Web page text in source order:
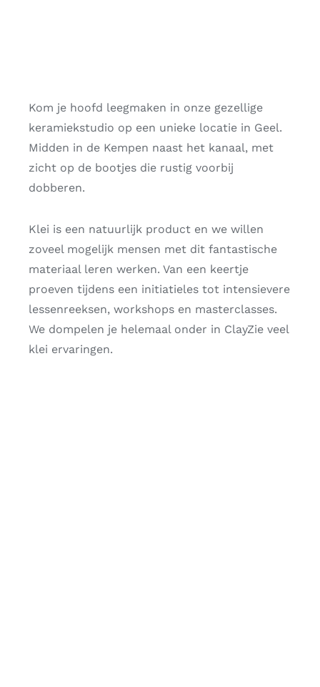
Kom je hoofd leegmaken in onze gezellige
keramiekstudio op een unieke locatie in Geel.
Midden in de Kempen naast het kanaal, met
zicht op de bootjes die rustig voorbij
dobberen.
Klei is een natuurlijk product en we willen
zoveel mogelijk mensen met dit fantastische
materiaal leren werken. Van een keertje
proeven tijdens een initiatieles tot intensievere
lessenreeksen, workshops en masterclasses.
We dompelen je helemaal onder in ClayZie veel
klei ervaringen.